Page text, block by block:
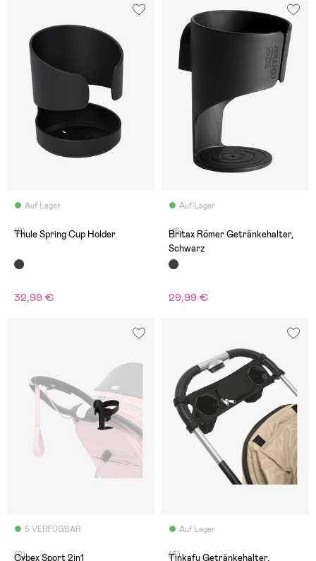
Auf Lager
(2)
Thule Spring Cup Holder
32,99 €
Auf Lager
(16)
Britax Römer Getränkehalter,
Schwarz
29,99 €
5 VERFÜGBAR
(2)
Cybex Sport 2in1
Auf Lager
(6)
Tinkafu Getränkehalter,